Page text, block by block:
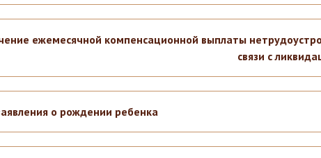
ежемесячной компенсационной выплаты
связи с
о рождении ребенка